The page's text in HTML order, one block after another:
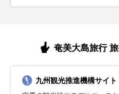
奄美大島旅行
九州観光推進機構サイト